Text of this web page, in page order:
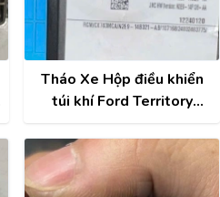
Tháo Xe Hộp điều khiển
túi khí Ford Territory